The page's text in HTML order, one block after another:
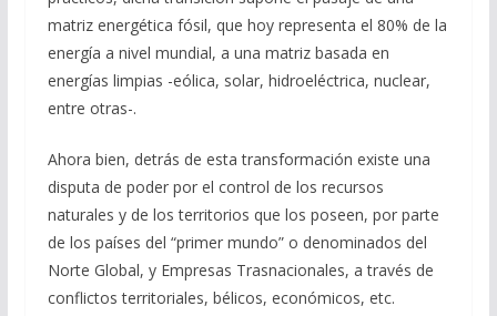
matriz energética fósil, que hoy representa el 80% de la
energía a nivel mundial, a una matriz basada en
energías limpias -eólica, solar, hidroeléctrica, nuclear,
entre otras-.
Ahora bien, detrás de esta transformación existe una
disputa de poder por el control de los recursos
naturales y de los territorios que los poseen, por parte
de los países del “primer mundo” o denominados del
Norte Global, y Empresas Trasnacionales, a través de
conflictos territoriales, bélicos, económicos, etc.